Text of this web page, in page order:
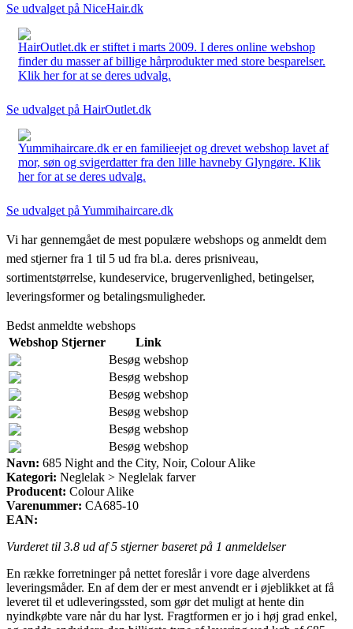
Se udvalget på NiceHair.dk
HairOutlet.dk er stiftet i marts 2009. I deres online webshop
finder du masser af billige hårprodukter med store besparelser.
Klik her for at se deres udvalg.
Se udvalget på HairOutlet.dk
Yummihaircare.dk er en familieejet og drevet webshop lavet af
mor, søn og svigerdatter fra den lille havneby Glyngøre. Klik
her for at se deres udvalg.
Se udvalget på Yummihaircare.dk
Vi har gennemgået de mest populære webshops og anmeldt dem
med stjerner fra 1 til 5 ud fra bl.a. deres prisniveau,
sortimentstørrelse, kundeservice, brugervenlighed, betingelser,
leveringsformer og betalingsmuligheder.
Bedst anmeldte webshops
Webshop Stjerner
Link
Besøg webshop
Besøg webshop
Besøg webshop
Besøg webshop
Besøg webshop
Besøg webshop
Navn: 685 Night and the City, Noir, Colour Alike
Kategori: Neglelak > Neglelak farver
Producent: Colour Alike
Varenummer: CA685-10
EAN:
Vurderet til 3.8 ud af 5 stjerner baseret på 1 anmeldelser
En række forretninger på nettet foreslår i vore dage alverdens
leveringsmåder. En af dem der er mest anvendt er i øjeblikket at få
leveret til et udleveringssted, som gør det muligt at hente din
nyindkøbte vare når du har lyst. Fragtformen er jo i høj grad enkel,